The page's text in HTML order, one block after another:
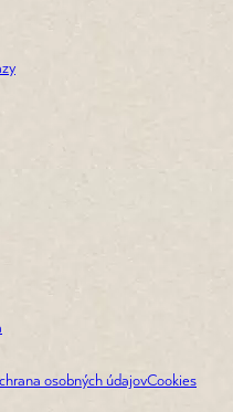
osobných údajovCookies